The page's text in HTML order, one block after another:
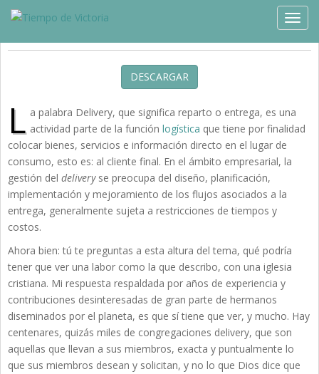
Estudios »
DESCARGAR
L a palabra Delivery, que significa reparto o entrega, es una
actividad parte de la función logística que tiene por finalidad
colocar bienes, servicios e información directo en el lugar de
consumo, esto es: al cliente final. En el ámbito empresarial, la
gestión del deliveryse preocupa del diseño, planificación,
implementación y mejoramiento de los flujos asociados a la
entrega, generalmente sujeta a restricciones de tiempos y
costos.
Ahora bien: tú te preguntas a esta altura del tema, qué podría
tener que ver una labor como la que describo, con una iglesia
cristiana. Mi respuesta respaldada por años de experiencia y
contribuciones desinteresadas de gran parte de hermanos
diseminados por el planeta, es que sí tiene que ver, y mucho. Hay
centenares, quizás miles de congregaciones delivery, que son
aquellas que llevan a sus miembros, exacta y puntualmente lo
que sus miembros desean y solicitan, y no lo que Dios dice que